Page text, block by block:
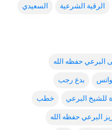
الرقية الشرعية السعيدي
البرعي حفظه الله
بدع رجب
للشيخ البرعي خطب
البرعي حفظه الله